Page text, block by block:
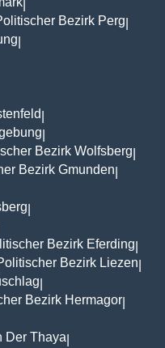
Bezirk Perg
Bezirk Wolfsberg
Bezirk Gmunden
Bezirk Eferding
Bezirk Liezen
Bezirk Hermagor
Der Thaya